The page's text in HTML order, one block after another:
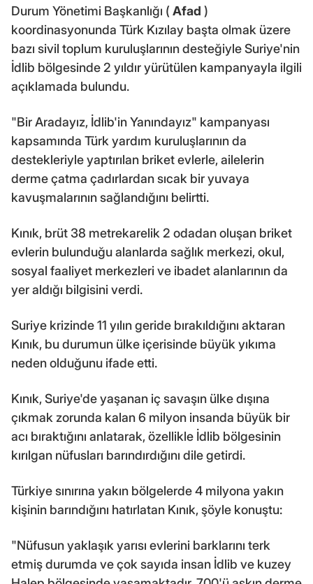
Durum Yönetimi Başkanlığı ( Afad )
koordinasyonunda Türk Kızılay başta olmak üzere
bazı sivil toplum kuruluşlarının desteğiyle Suriye'nin
İdlib bölgesinde 2 yıldır yürütülen kampanyayla ilgili
açıklamada bulundu.
"Bir Aradayız, İdlib'in Yanındayız" kampanyası
kapsamında Türk yardım kuruluşlarının da
destekleriyle yaptırılan briket evlerle, ailelerin
derme çatma çadırlardan sıcak bir yuvaya
kavuşmalarının sağlandığını belirtti.
Kınık, brüt 38 metrekarelik 2 odadan oluşan briket
evlerin bulunduğu alanlarda sağlık merkezi, okul,
sosyal faaliyet merkezleri ve ibadet alanlarının da
yer aldığı bilgisini verdi.
Suriye krizinde 11 yılın geride bırakıldığını aktaran
Kınık, bu durumun ülke içerisinde büyük yıkıma
neden olduğunu ifade etti.
Kınık, Suriye'de yaşanan iç savaşın ülke dışına
çıkmak zorunda kalan 6 milyon insanda büyük bir
acı bıraktığını anlatarak, özellikle İdlib bölgesinin
kırılgan nüfusları barındırdığını dile getirdi.
Türkiye sınırına yakın bölgelerde 4 milyona yakın
kişinin barındığını hatırlatan Kınık, şöyle konuştu:
"Nüfusun yaklaşık yarısı evlerini barklarını terk
etmiş durumda ve çok sayıda insan İdlib ve kuzey